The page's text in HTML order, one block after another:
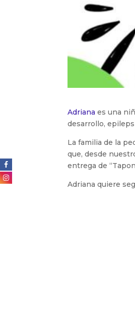
Adriana es una
desarrollo,
La familia de la
que, desde
entrega de
Adriana quiere